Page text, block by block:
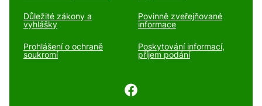
Důležité zákony a
vyhlášky
Povinně zveřejňované
informace
Prohlášení o ochraně
soukromí
Poskytování informací,
příjem podání